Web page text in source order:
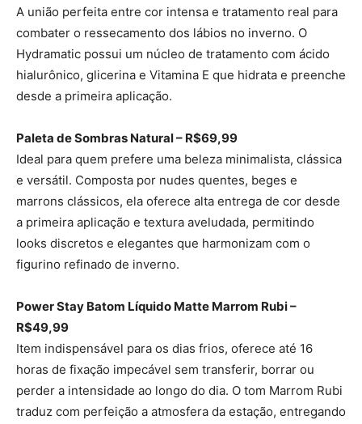
A união perfeita entre cor intensa e tratamento real para
combater o ressecamento dos lábios no inverno. O
Hydramatic possui um núcleo de tratamento com ácido
hialurônico, glicerina e Vitamina E que hidrata e preenche
desde a primeira aplicação.
Paleta de Sombras Natural – R$69,99
Ideal para quem prefere uma beleza minimalista, clássica
e versátil. Composta por nudes quentes, beges e
marrons clássicos, ela oferece alta entrega de cor desde
a primeira aplicação e textura aveludada, permitindo
looks discretos e elegantes que harmonizam com o
figurino refinado de inverno.
Power Stay Batom Líquido Matte Marrom Rubi –
R$49,99
Item indispensável para os dias frios, oferece até 16
horas de fixação impecável sem transferir, borrar ou
perder a intensidade ao longo do dia. O tom Marrom Rubi
traduz com perfeição a atmosfera da estação, entregando